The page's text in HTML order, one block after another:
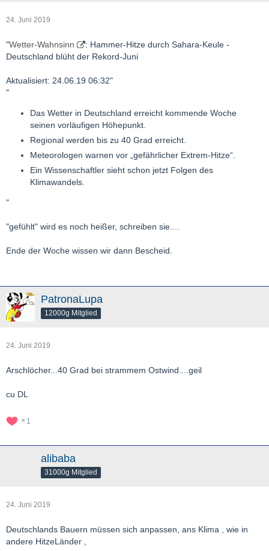
24. Juni 2019
"Wetter-Wahnsinn
: Hammer-Hitze durch Sahara-Keule -
Deutschland blüht der Rekord-Juni
Aktualisiert: 24.06.19 06:32"
"
Das Wetter in Deutschland erreicht kommende Woche
seinen vorläufigen Höhepunkt.
Regional werden bis zu 40 Grad erreicht.
Meteorologen warnen vor „gefährlicher Extrem-Hitze“.
Ein Wissenschaftler sieht schon jetzt Folgen des
Klimawandels.
"
"gefühlt" wird es noch heißer, schreiben sie....
Ende der Woche wissen wir dann Bescheid.
PatronaLupa
12000g Mitglied
24. Juni 2019
Arschlöcher...40 Grad bei strammem Ostwind....geil
cu DL
1
alibaba
31000g Mitglied
24. Juni 2019
Deutschlands Bauern müssen sich anpassen, ans Klima , wie in
andere HitzeLänder ,